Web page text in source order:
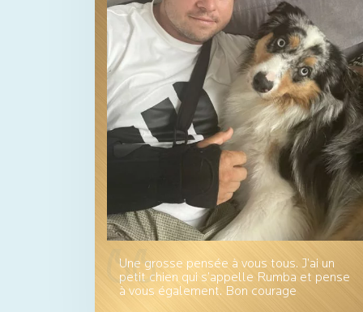
Une grosse pensée à vous tous. J’ai un
petit chien qui s’appelle Rumba et pense
à vous également. Bon courage